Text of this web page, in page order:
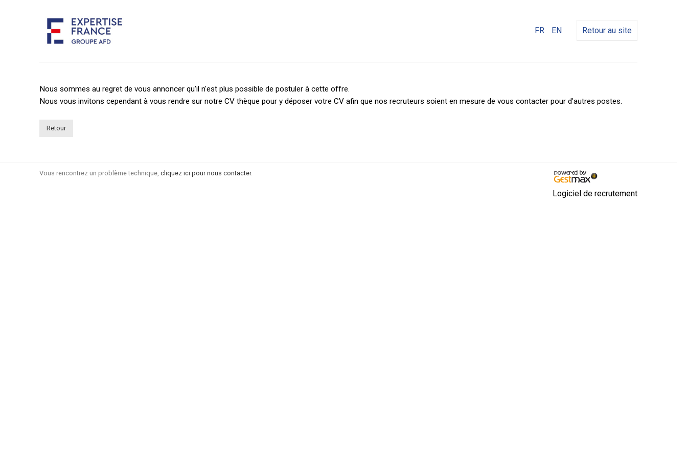
FR EN Retour au site
Nous sommes au regret de vous annoncer qu'il n'est plus possible de postuler à cette offre.
Nous vous invitons cependant à vous rendre sur notre CV thèque pour y déposer votre CV afin que nos recruteurs soient en mesure de vous contacter pour d'autres postes.
Retour
Vous rencontrez un problème technique, cliquez ici pour nous contacter.
Logiciel de recrutement